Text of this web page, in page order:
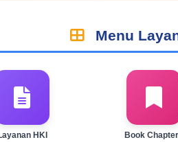
Menu
HKI Book